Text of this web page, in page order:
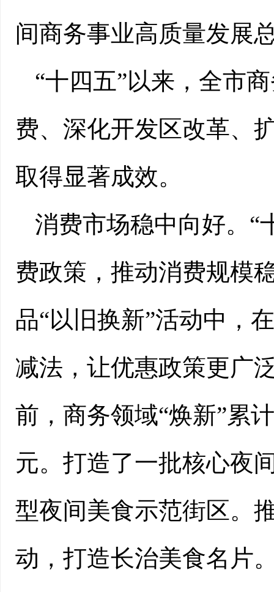
间商务事业高质量发展
“十四五”以来，全市
费、深化开发区改革、
取得显著成效。
消费市场稳中向好。“
费政策，推动消费规模
品“以旧换新”活动中，
减法，让优惠政策更广
前，商务领域“焕新”累
元。打造了一批核心夜
型夜间美食示范街区。
动，打造长治美食名片